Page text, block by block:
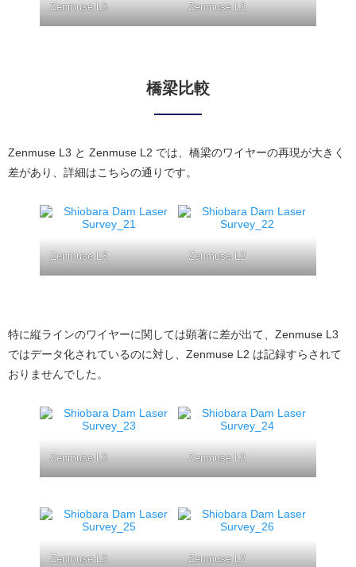
Zenmuse L3 Zenmuse L2
橋梁比較
Zenmuse L3 と Zenmuse L2 では、橋梁のワイヤーの再現が大きく
差があり、詳細はこちらの通りです。
Zenmuse L3 Zenmuse L2
特に縦ラインのワイヤーに関しては顕著に差が出て、Zenmuse L3
ではデータ化されているのに対し、Zenmuse L2 は記録すらされて
おりませんでした。
Zenmuse L3 Zenmuse L2
Zenmuse L3 Zenmuse L2